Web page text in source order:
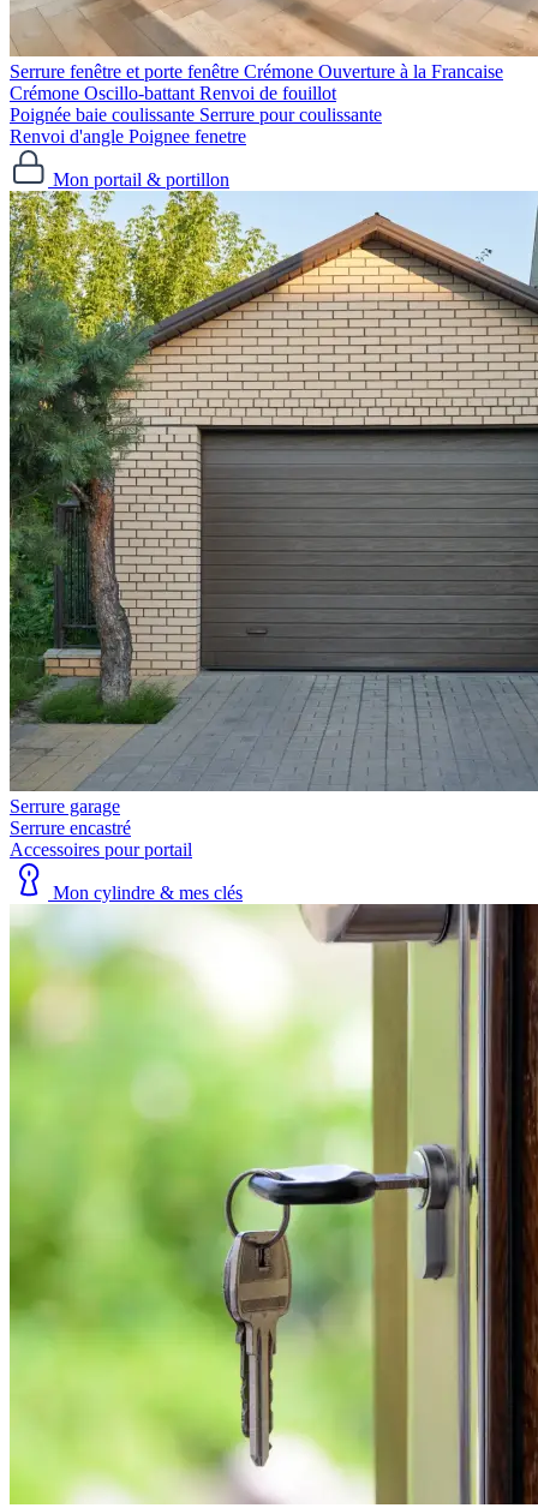
Serrure fenêtre et porte fenêtre Crémone Ouverture à la Francaise
Crémone Oscillo-battant Renvoi de fouillot
Poignée baie coulissante Serrure pour coulissante
Renvoi d'angle Poignee fenetre
Mon portail & portillon
Serrure garage
Serrure encastré
Accessoires pour portail
Mon cylindre & mes clés